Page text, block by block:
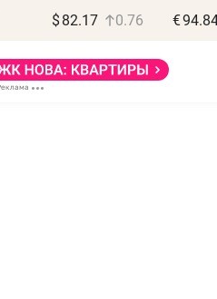
$ 82.17 0.76 €